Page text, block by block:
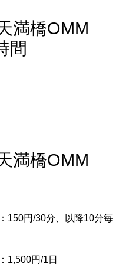
満橋OMM
間
満橋OMM
150円/30分、以降10分毎
1,500円/1日